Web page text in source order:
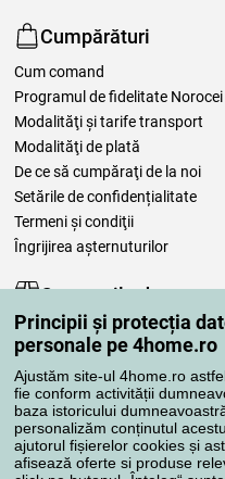
Principii și protecția
personale pe 4home.ro
Ajustăm site-ul 4home.ro
fie conform activității
baza istoricului
personalizăm conținutul
ajutorul fișierelor cookies și
afisează oferte si produse
Cumpărături
Cum comand
Programul de fidelitate Norocei
Modalităţi şi tarife transport
Modalităţi de plată
De ce să cumpăraţi de la noi
Setările de confidențialitate
Termeni şi condiţii
Îngrijirea așternuturilor
Comenzile
Contul meu
Revizuirea comenzilor
Reclamaţii
Retragere de la contract
Regulile de procesare a